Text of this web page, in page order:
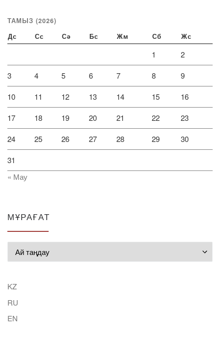
ТАМЫЗ (2026)
Дс Сс Сә Бс Жм Сб Жс
1 2
3 4 5 6 7 8 9
10 11 12 13 14 15 16
17 18 19 20 21 22 23
24 25 26 27 28 29 30
31
« Мау
МҰРАҒАТ
KZ
RU
EN